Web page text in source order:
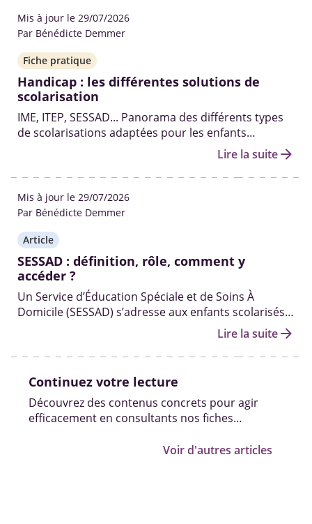
Mis à jour le 29/07/2026
Par Bénédicte Demmer
Fiche pratique
Handicap : les différentes solutions de
scolarisation
IME, ITEP, SESSAD... Panorama des différents types
de scolarisations adaptées pour les enfants
Lire la suitearrow_forward
Mis à jour le 29/07/2026
Par Bénédicte Demmer
Article
SESSAD : définition, rôle, comment y
accéder ?
Un Service d’Éducation Spéciale et de Soins À
Domicile (SESSAD) s’adresse aux enfants scolarisés à
temps complet ou à temps partiel, qui ont besoin
d’aide pour progresser dans leur autonomie et
suivre les enseignements.
Lire la suitearrow_forward
Continuez votre lecture
Découvrez des contenus concrets pour agir
efficacement en consultants nos fiches
Voir d'autres articles